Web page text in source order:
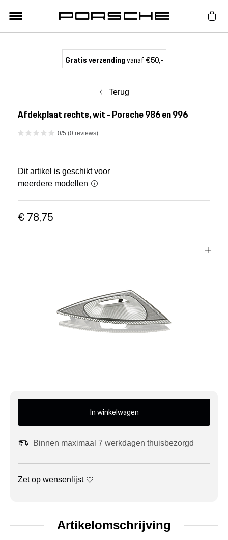
Nieuw
Acties
Porsche finder
Porsche informatie
Gratis verzendingvanaf €50,-
Terug
Afdekplaat rechts, wit - Porsche 986 en 996
0/5 (0 reviews)
Dit artikel is geschikt voor
meerdere modellen
€ 78,75
In winkelwagen
Binnen maximaal 7 werkdagen thuisbezorgd
Zet op wensenlijst
Artikelomschrijving